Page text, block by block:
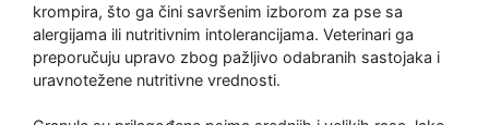
krompira, što ga čini savršenim izborom za pse sa
alergijama ili nutritivnim intolerancijama. Veterinari ga
preporučuju upravo zbog pažljivo odabranih sastojaka i
uravnotežene nutritivne vrednosti.